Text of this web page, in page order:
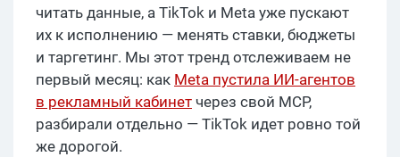
читать данные, а TikTok и Meta уже пускают
их к исполнению — менять ставки, бюджеты
и таргетинг. Мы этот тренд отслеживаем не
первый месяц: как Meta пустила ИИ-агентов
в рекламный кабинет через свой MCP,
разбирали отдельно — TikTok идет ровно той
же дорогой.